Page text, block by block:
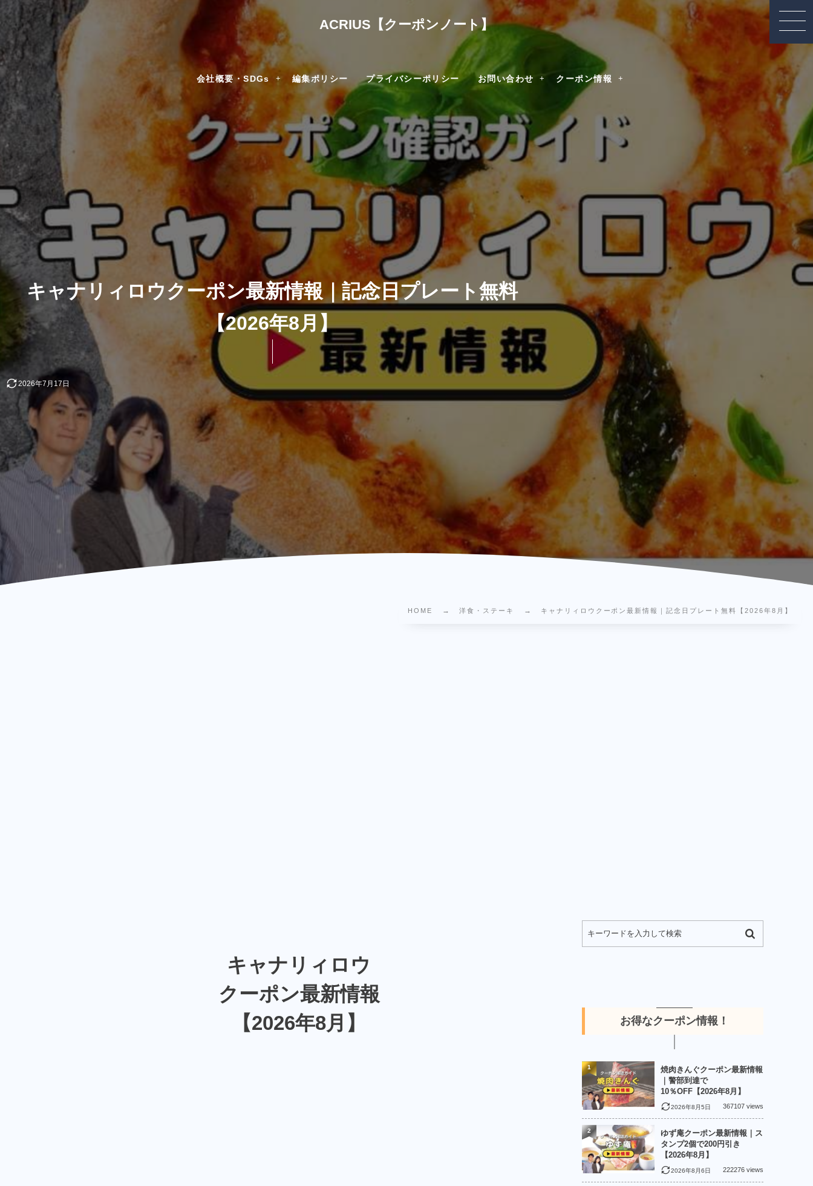
ACRIUS【クーポンノート】
会社概要・SDGs 編集ポリシー プライバシーポリシー お問い合わせ クーポン情報
キャナリィロウクーポン最新情報｜記念日プレート無料
【2026年8月】
2026年7月17日
HOME 洋食・ステーキ キャナリィロウクーポン最新情報｜記念日プレート無料【2026年8月】
キャナリィロウ
クーポン最新情報
【2026年8月】
お得なクーポン情報！
焼肉きんぐクーポン最新情報
｜警部到達で
10％OFF【2026年8月】
2026年8月5日 367107 views
1
ゆず庵クーポン最新情報｜ス
タンプ2個で200円引き
【2026年8月】
2026年8月6日 222276 views
2